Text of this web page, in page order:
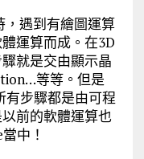
，遇到有繪圖運算
運算而成。在3D
就是交由顯示晶
等等。但是
有步驟都是由可程
前的軟體運算也
中！